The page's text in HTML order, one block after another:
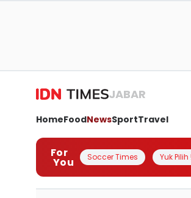
JABAR
HomeFoodNewsSportTravel
For
You Soccer Times Yuk Pilih !